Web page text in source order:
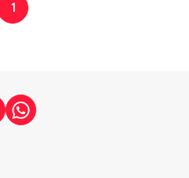
1